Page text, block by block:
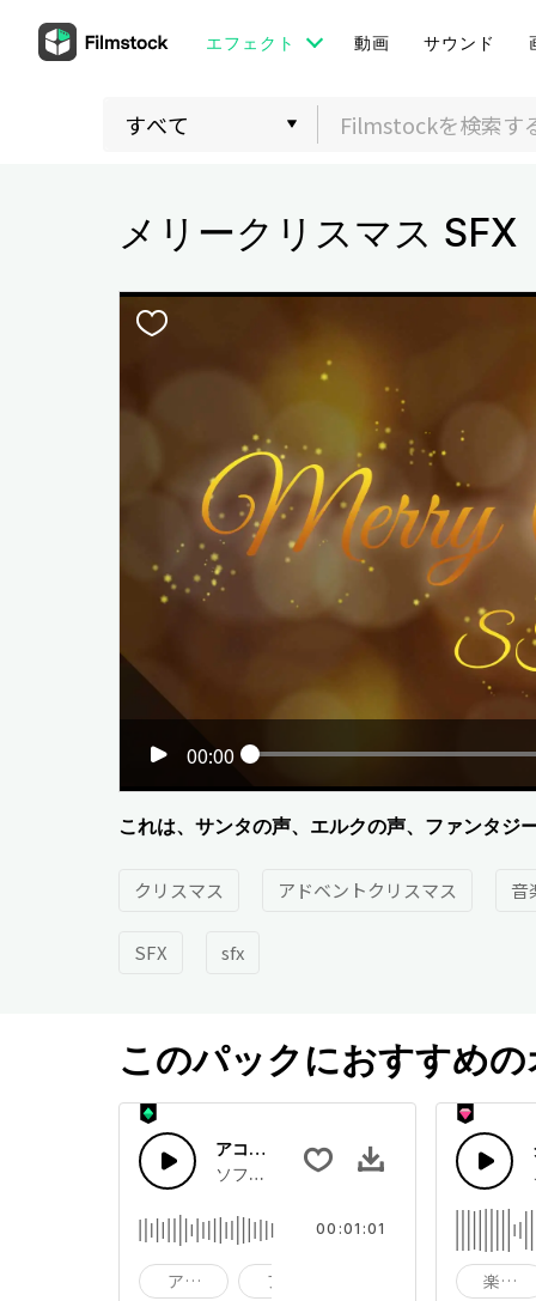
エフェクト 動画 サウンド
メリークリスマス SFX
00:00
これは、サンタの声、エルクの声、ファンタジ
クリスマス アドベントクリスマス 音
SFX sfx
このパックにおすすめ
アコースティック ハッピーフォーク
ソフトでマイルドなアコースティックハ
アコースティックアコースティックギター
00:01:01
楽しい